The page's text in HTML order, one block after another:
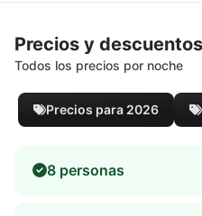
Precios y descuentos
Todos los precios por noche
Precios para 2026
8 personas